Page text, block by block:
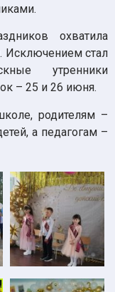
охватила
Исключением стал
утренники
– 25 и 26 июня.
родителям –
а педагогам –